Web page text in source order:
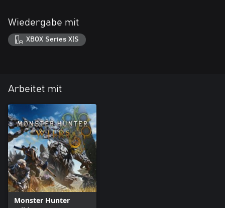
Wiedergabe mit
XBOX Series X|S
Arbeitet mit
Monster Hunter